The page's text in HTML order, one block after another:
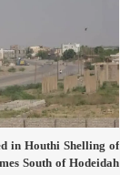
in Houthi Shelling of
South of Hodeidah